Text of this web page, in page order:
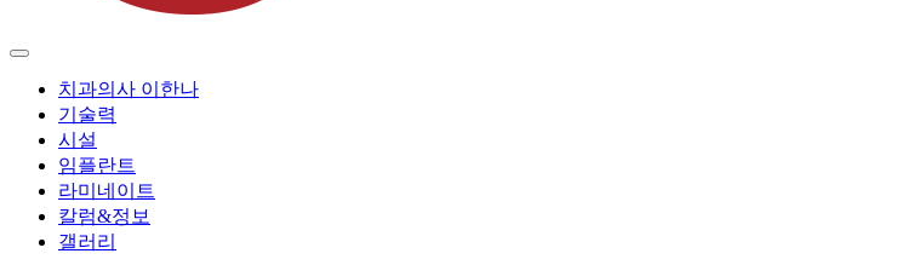
치과의사 이한나
기술력
시설
임플란트
라미네이트
칼럼&정보
갤러리